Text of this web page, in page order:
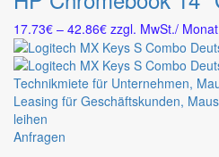
der
Produktseite
gewählt
werden
mehrere
Varianten
auf.
Die
Optionen
können
17.73€ – 42.86€Preisspanne:
17.73€
bis
42.86€
zzgl. MwSt./ Monat
Anfragen